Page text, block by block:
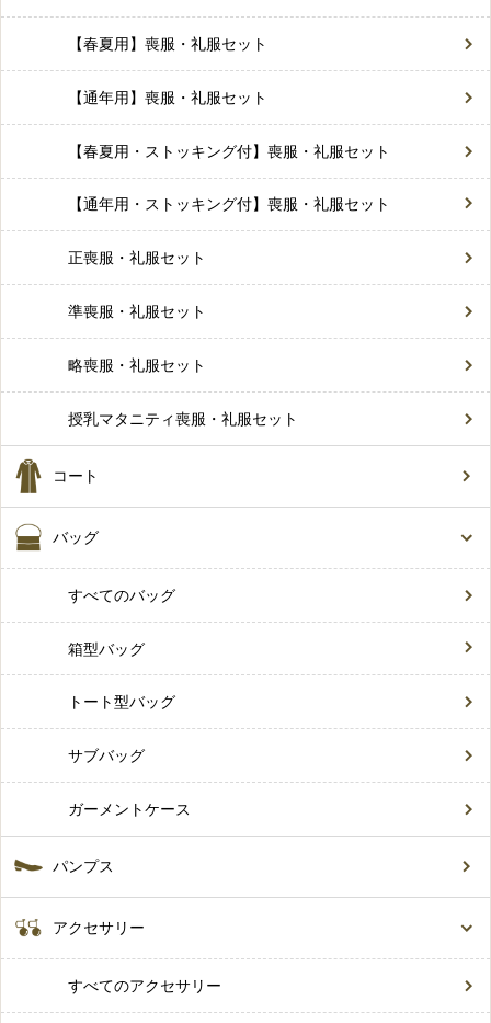
【春夏用】喪服・礼服セット
【通年用】喪服・礼服セット
【春夏用・ストッキング付】喪服・礼服セット
【通年用・ストッキング付】喪服・礼服セット
正喪服・礼服セット
準喪服・礼服セット
略喪服・礼服セット
授乳マタニティ喪服・礼服セット
コート
バッグ
すべてのバッグ
箱型バッグ
トート型バッグ
サブバッグ
ガーメントケース
パンプス
アクセサリー
すべてのアクセサリー